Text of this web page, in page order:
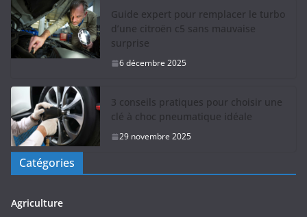
Guide expert pour remplacer le turbo
d’une citroën c5 sans mauvaise
surprise
6 décembre 2025
3 conseils pratiques pour choisir une
clé à choc pneumatique idéale
29 novembre 2025
Catégories
Agriculture